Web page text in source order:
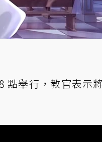
點舉行，教官表示